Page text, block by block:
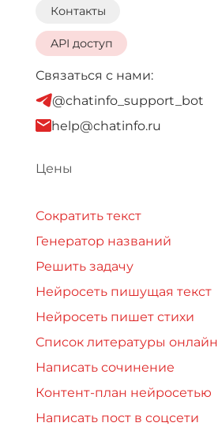
Контакты
API доступ
Связаться с нами:
@chatinfo_support_bot
help@chatinfo.ru
Цены
Сократить текст
Генератор названий
Решить задачу
Нейросеть пишущая текст
Нейросеть пишет стихи
Список литературы онлайн
Написать сочинение
Контент-план нейросетью
Написать пост в соцсети